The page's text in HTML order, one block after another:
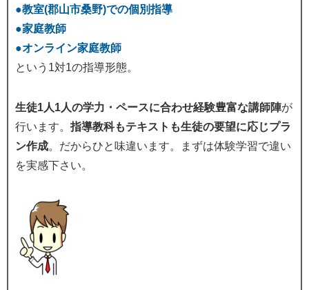
●教室(郡山市桑野)での個別指導
●家庭教師
●オンライン家庭教師
という1対1の指導形態。
生徒1人1人の学力・ペースに合わせ経験豊富な講師陣が
行います。 指導教科もテキストも生徒の要望に応じプラ
ン作成。だからひと味違います。まずは体験学習で違い
を実感下さい。